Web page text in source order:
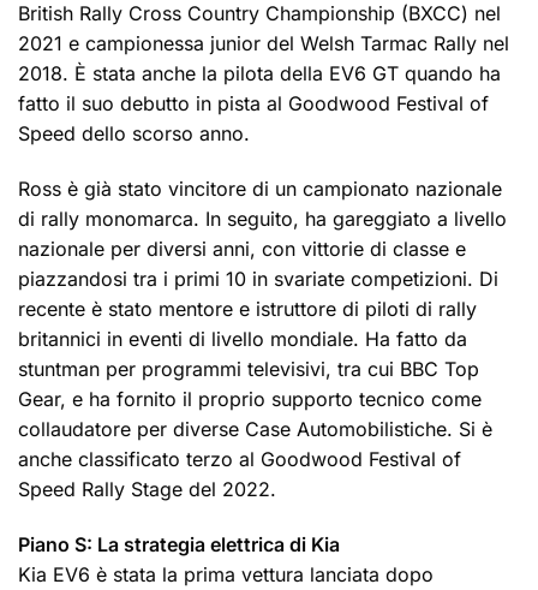
British Rally Cross Country Championship (BXCC) nel
2021 e campionessa junior del Welsh Tarmac Rally nel
2018. È stata anche la pilota della EV6 GT quando ha
fatto il suo debutto in pista al Goodwood Festival of
Speed dello scorso anno.
Ross è già stato vincitore di un campionato nazionale
di rally monomarca. In seguito, ha gareggiato a livello
nazionale per diversi anni, con vittorie di classe e
piazzandosi tra i primi 10 in svariate competizioni. Di
recente è stato mentore e istruttore di piloti di rally
britannici in eventi di livello mondiale. Ha fatto da
stuntman per programmi televisivi, tra cui BBC Top
Gear, e ha fornito il proprio supporto tecnico come
collaudatore per diverse Case Automobilistiche. Si è
anche classificato terzo al Goodwood Festival of
Speed Rally Stage del 2022.
Piano S: La strategia elettrica di Kia
Kia EV6 è stata la prima vettura lanciata dopo